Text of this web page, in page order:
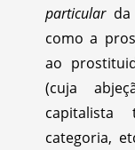
particular
como a
ao
(cuja
capitalista
categoria,